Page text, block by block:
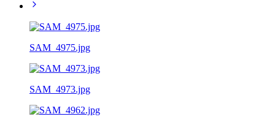
SAM_4975.jpg
SAM_4973.jpg